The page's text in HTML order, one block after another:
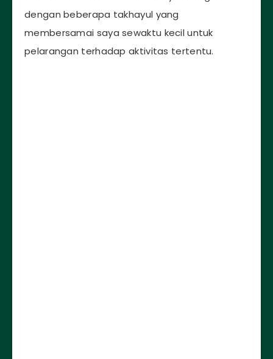
dengan beberapa takhayul yang
membersamai saya sewaktu kecil untuk
pelarangan terhadap aktivitas tertentu.